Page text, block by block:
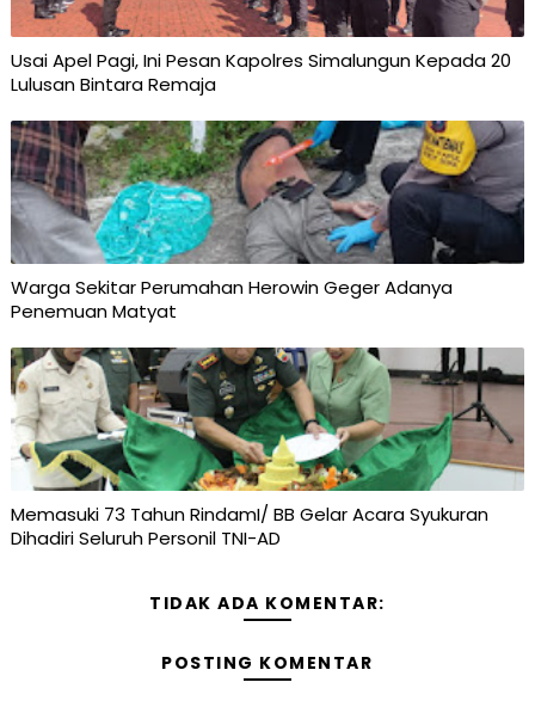
Usai Apel Pagi, Ini Pesan Kapolres Simalungun Kepada 20
Lulusan Bintara Remaja
Warga Sekitar Perumahan Herowin Geger Adanya
Penemuan Matyat
Memasuki 73 Tahun RindamI/ BB Gelar Acara Syukuran
Dihadiri Seluruh Personil TNI-AD
TIDAK ADA KOMENTAR:
POSTING KOMENTAR